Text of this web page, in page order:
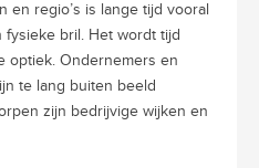
en regio’s is lange tijd vooral
bril. Het wordt tijd
optiek. Ondernemers en
te lang buiten beeld
zijn bedrijvige wijken en